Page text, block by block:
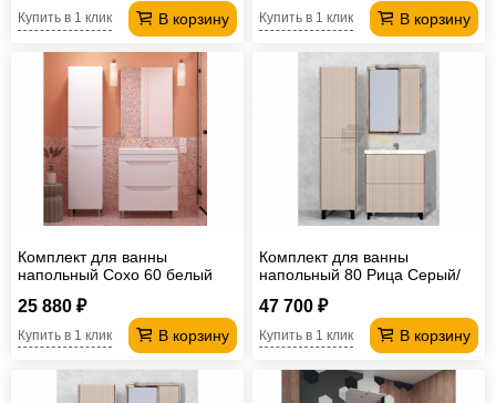
В корзину
Купить в 1 клик В корзину
Купить в 1 клик
Комплект для ванны
напольный Сохо 60 белый
25 880 ₽
В корзину
Купить в 1 клик
Комплект для ванны
напольный 80 Рица Cерый/
47 700 ₽
В корзину
Купить в 1 клик